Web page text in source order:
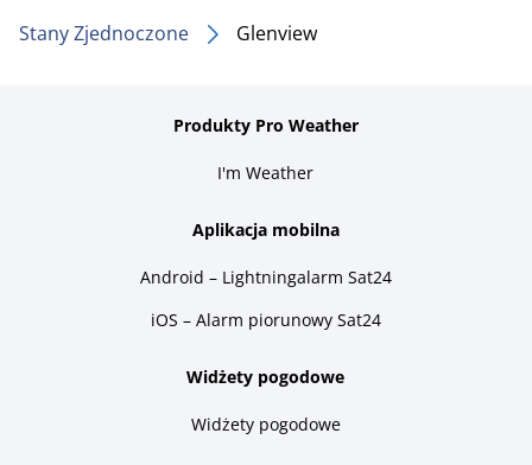
Stany Zjednoczone
Glenview
Produkty Pro Weather
I'm Weather
Aplikacja mobilna
Android – Lightningalarm Sat24
iOS – Alarm piorunowy Sat24
Widżety pogodowe
Widżety pogodowe